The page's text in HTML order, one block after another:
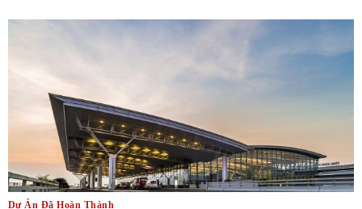
Dự Án Đã Hoàn Thành